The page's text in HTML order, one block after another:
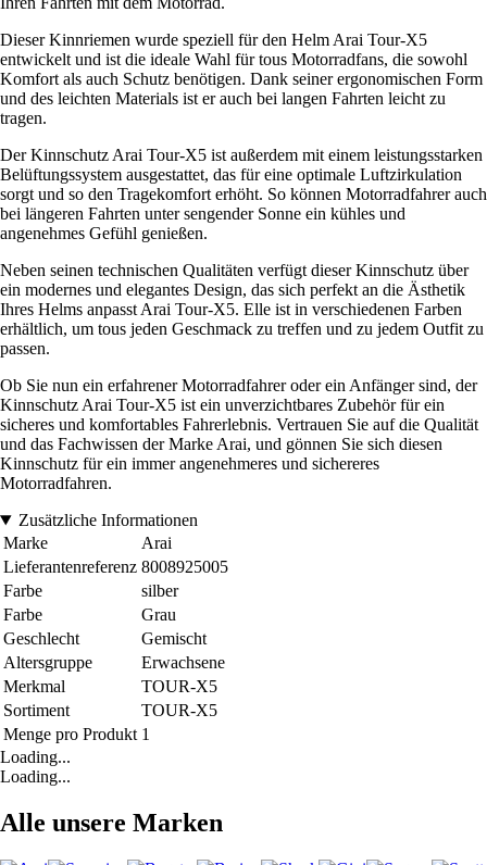
Dieser Kinnriemen wurde speziell für den Helm Arai Tour-X5
entwickelt und ist die ideale Wahl für tous Motorradfans, die sowohl
Komfort als auch Schutz benötigen. Dank seiner ergonomischen Form
und des leichten Materials ist er auch bei langen Fahrten leicht zu
tragen.
Der Kinnschutz Arai Tour-X5 ist außerdem mit einem leistungsstarken
Belüftungssystem ausgestattet, das für eine optimale Luftzirkulation
sorgt und so den Tragekomfort erhöht. So können Motorradfahrer auch
bei längeren Fahrten unter sengender Sonne ein kühles und
angenehmes Gefühl genießen.
Neben seinen technischen Qualitäten verfügt dieser Kinnschutz über
ein modernes und elegantes Design, das sich perfekt an die Ästhetik
Ihres Helms anpasst Arai Tour-X5. Elle ist in verschiedenen Farben
erhältlich, um tous jeden Geschmack zu treffen und zu jedem Outfit zu
passen.
Ob Sie nun ein erfahrener Motorradfahrer oder ein Anfänger sind, der
Kinnschutz Arai Tour-X5 ist ein unverzichtbares Zubehör für ein
sicheres und komfortables Fahrerlebnis. Vertrauen Sie auf die Qualität
und das Fachwissen der Marke Arai, und gönnen Sie sich diesen
Kinnschutz für ein immer angenehmeres und sichereres
Motorradfahren.
Zusätzliche Informationen
Marke
Arai
Lieferantenreferenz 8008925005
Farbe
silber
Farbe
Grau
Geschlecht
Gemischt
Altersgruppe
Erwachsene
Merkmal
TOUR-X5
Sortiment
TOUR-X5
Menge pro Produkt 1
Loading...
Loading...
Alle unsere Marken